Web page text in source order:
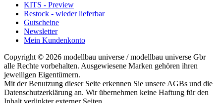
KITS - Preview
Restock - wieder lieferbar
Gutscheine
Newsletter
Mein Kundenkonto
Copyright © 2026 modellbau universe / modellbau universe Gbr
alle Rechte vorbehalten. Ausgewiesene Marken gehören ihren
jeweiligen Eigentümern.
Mit der Benutzung dieser Seite erkennen Sie unsere AGBs und die
Datenschutzerklärung an. Wir übernehmen keine Haftung für den